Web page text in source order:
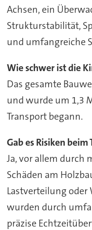
Achsen, ein
Strukturstabilität,
und umfangreiche
Wie schwer ist die
Das gesamte
und wurde um 1,3
Transport begann.
Gab es Risiken beim
Ja, vor allem durch
Schäden am
Lastverteilung
wurden durch
präzise